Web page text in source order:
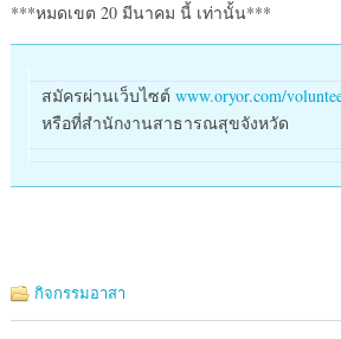
***หมดเขต 20 มีนาคม นี้ เท่านั้น***
สมัครผ่านเว็บไซต์ www.oryor.com/
หรือที่สำนักงานสาธารณสุขจังหวัด
กิจกรรมอาสา